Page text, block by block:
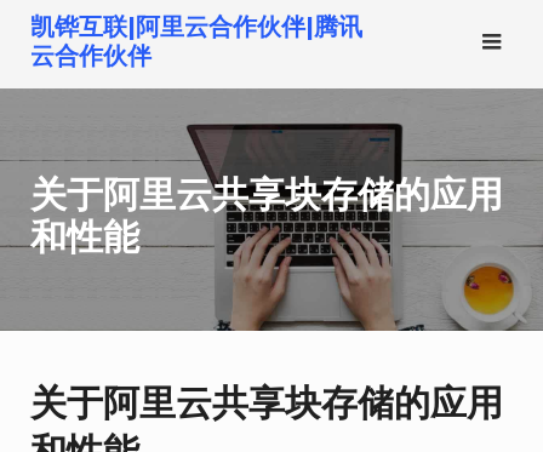
到
凯铧互联|阿里云合作伙伴|腾讯
云合作伙伴
关于阿里云共享块存储的应用
和性能
关于阿里云共享块存储的应用